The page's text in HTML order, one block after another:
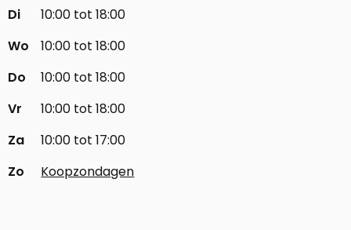
Di
10:00 tot 18:00
Wo
10:00 tot 18:00
Do
10:00 tot 18:00
Vr
10:00 tot 18:00
Za
10:00 tot 17:00
Zo
Koopzondagen